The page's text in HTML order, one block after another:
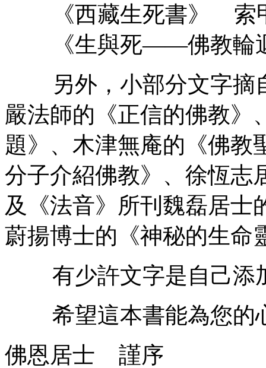
《西藏生死書》 索
《生與死——佛教輪
另外，小部分文字摘
嚴法師的《正信的佛教》
題》、木津無庵的《佛教
分子介紹佛教》、徐恆志
及《法音》所刊魏磊居士
蔚揚博士的《神秘的生命
有少許文字是自己添
希望這本書能為您的
佛恩居士 謹序